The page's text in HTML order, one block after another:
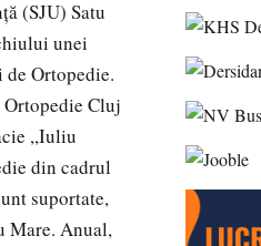
(SJU) Satu
unei
Ortopedie.
Cluj
,,Iuliu
din cadrul
suportate,
Mare. Anual,